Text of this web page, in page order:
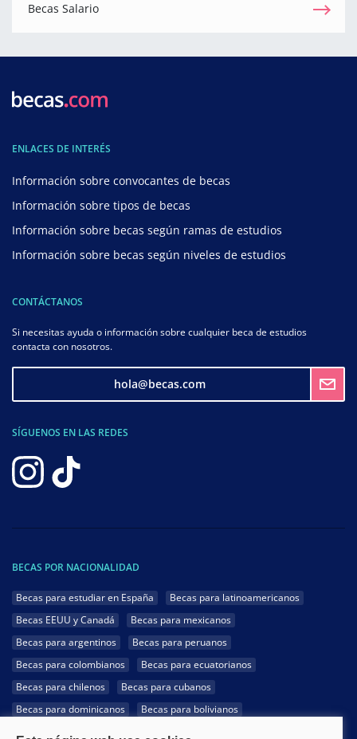
Becas Salario
ENLACES DE INTERÉS
Información sobre convocantes de becas
Información sobre tipos de becas
Información sobre becas según ramas de estudios
Información sobre becas según niveles de estudios
CONTÁCTANOS
Si necesitas ayuda o información sobre cualquier beca de estudios
contacta con nosotros.
hola@becas.com
SÍGUENOS EN LAS REDES
BECAS POR NACIONALIDAD
Becas para estudiar en España
Becas para latinoamericanos
Becas EEUU y Canadá
Becas para mexicanos
Becas para argentinos
Becas para peruanos
Becas para colombianos
Becas para ecuatorianos
Becas para chilenos
Becas para cubanos
Becas para dominicanos
Becas para bolivianos